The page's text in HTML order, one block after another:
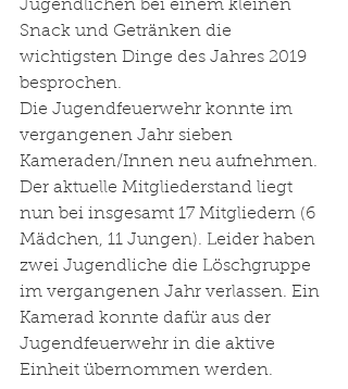
Jugendlichen bei einem kleinen
Snack und Getränken die
wichtigsten Dinge des Jahres 2019
besprochen.
Die Jugendfeuerwehr konnte im
vergangenen Jahr sieben
Kameraden/Innen neu aufnehmen.
Der aktuelle Mitgliederstand liegt
nun bei insgesamt 17 Mitgliedern (6
Mädchen, 11 Jungen). Leider haben
zwei Jugendliche die Löschgruppe
im vergangenen Jahr verlassen. Ein
Kamerad konnte dafür aus der
Jugendfeuerwehr in die aktive
Einheit übernommen werden.